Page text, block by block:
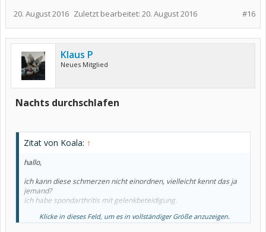
mich fertig mache vergeht es wieder.
ich Kopfschmerzen also meinte mein Rheumatologe besser 5 mg.
Das durchschlafen klappt
aber der Anfang ist irgendwie immer schwer. Naja, so ist das mit
dem Rheuma. :-/
MfG
Lady Sunshine
#16
20. August 2016 Zuletzt bearbeitet: 20. August 2016
Klaus P
Neues Mitglied
Nachts durchschlafen
Zitat von Koala: ↑
hallo,
ich kann diese schmerzen nicht einordnen, vielleicht kennt das ja
jemand?
ich habe spondarthritis mit gelenkbeteidigung.
ich schlaf nachts immer auf der seite, und ziehe die beine dabei an.
Klicke in dieses Feld, um es in vollständiger Größe anzuzeigen.